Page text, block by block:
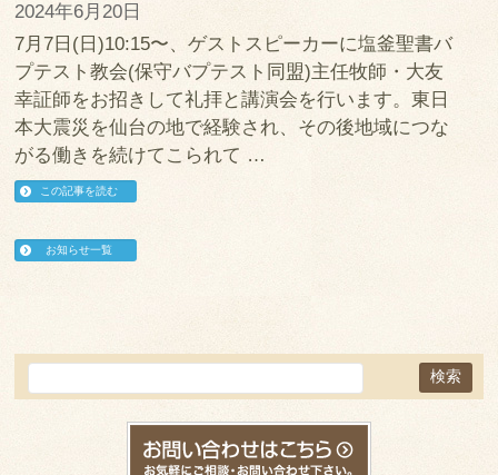
2024年6月20日
7月7日(日)10:15〜、ゲストスピーカーに塩釜聖書バ
プテスト教会(保守バプテスト同盟)主任牧師・大友
幸証師をお招きして礼拝と講演会を行います。東日
本大震災を仙台の地で経験され、その後地域につな
がる働きを続けてこられて …
この記事を読む
お知らせ一覧